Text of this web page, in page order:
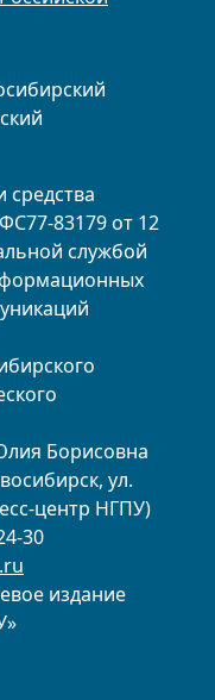
средства
83179 от 12
службой
Борисовна
ул.
центр НГПУ)
30
издание